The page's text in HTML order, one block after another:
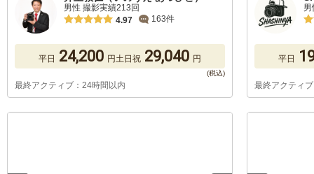
男性 撮影実績213回
4.97
163件
平日 24,200 円土日祝 29,040 円
最終アクティブ：24時間以内
平日
最終アクティ